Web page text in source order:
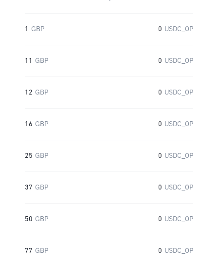
1 GBP 0 USDC_OP
11 GBP 0 USDC_OP
12 GBP 0 USDC_OP
16 GBP 0 USDC_OP
25 GBP 0 USDC_OP
37 GBP 0 USDC_OP
50 GBP 0 USDC_OP
77 GBP 0 USDC_OP